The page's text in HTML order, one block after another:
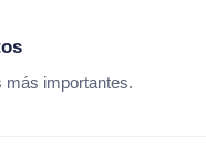
más importantes.